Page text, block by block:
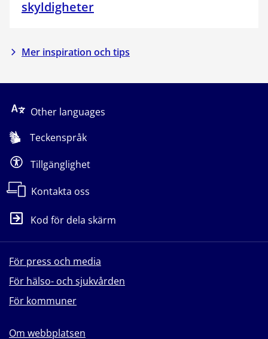
skyldigheter
Mer inspiration och tips
Other languages
Teckenspråk
Tillgänglighet
Kontakta oss
Kod för dela skärm
För press och media
För hälso- och sjukvården
För kommuner
Om webbplatsen